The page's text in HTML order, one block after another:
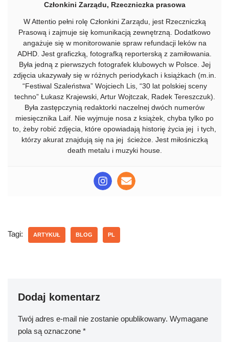
Członkini Zarządu, Rzeczniczka prasowa
W Attentio pełni rolę Członkini Zarządu, jest Rzeczniczką
Prasową i zajmuje się komunikacją zewnętrzną. Dodatkowo
angażuje się w monitorowanie spraw refundacji leków na
ADHD. Jest graficzką, fotografką reporterską z zamiłowania.
Była jedną z pierwszych fotografek klubowych w Polsce. Jej
zdjęcia ukazywały się w różnych periodykach i książkach (m.in.
“Festiwal Szaleństwa” Wojciech Lis, “30 lat polskiej sceny
techno” Łukasz Krajewski, Artur Wojtczak, Radek Tereszczuk).
Była zastępczynią redaktorki naczelnej dwóch numerów
miesięcznika Laif. Nie wyjmuje nosa z książek, chyba tylko po
to, żeby robić zdjęcia, które opowiadają historię życia jej i tych,
którzy akurat znajdują się na jej ścieżce. Jest miłośniczką
death metalu i muzyki house.
Tagi: ARTYKUŁ BLOG PL
Dodaj komentarz
Twój adres e-mail nie zostanie opublikowany. Wymagane
pola są oznaczone *